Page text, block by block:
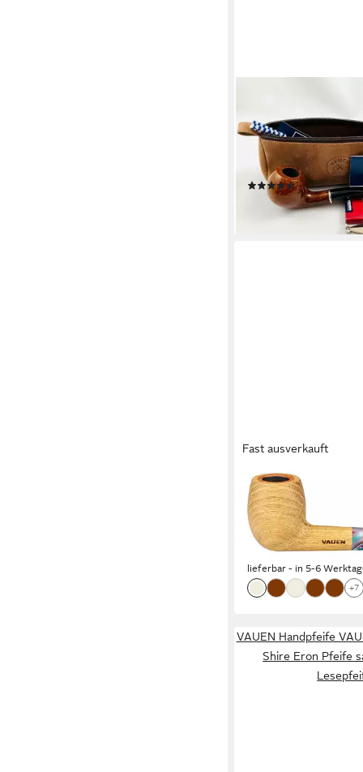
Starter Set mit viel
dunkel braun, inkl.
praktischer Begleiter
(2)
109,99 €
lieferbar - in 5-6
Fast ausverkauft
VAUEN
Handpfeife Pfeife Figo
Weißpunkt
Edition
169,00 €
lieferbar - in 5-6
+7
VAUEN Handpfeife
Shire Eron Pfeife